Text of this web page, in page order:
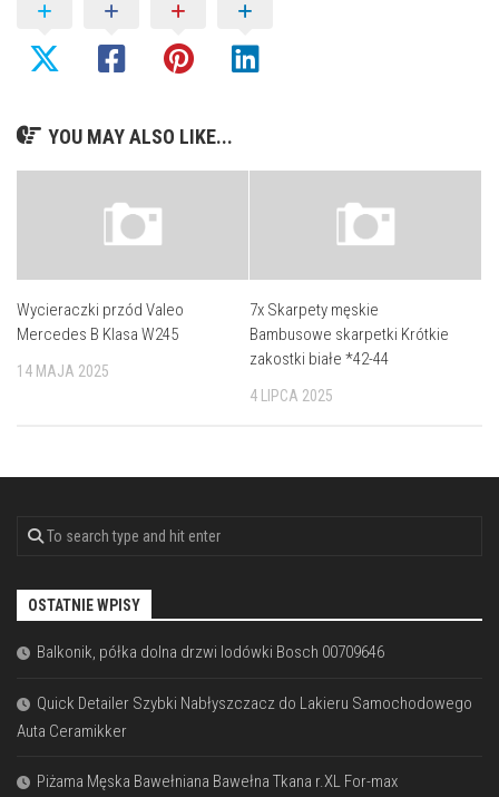
YOU MAY ALSO LIKE...
Wycieraczki przód Valeo
Mercedes B Klasa W245
14 MAJA 2025
7x Skarpety męskie
Bambusowe skarpetki Krótkie
zakostki białe *42-44
4 LIPCA 2025
OSTATNIE WPISY
Balkonik, półka dolna drzwi lodówki Bosch 00709646
Quick Detailer Szybki Nabłyszczacz do Lakieru Samochodowego
Auta Ceramikker
Piżama Męska Bawełniana Bawełna Tkana r.XL For-max